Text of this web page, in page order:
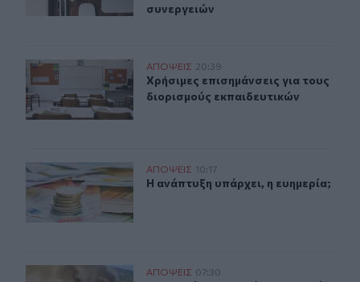
συνεργειών
Χρήσιμες επισημάνσεις για τους διορισμούς
ΑΠΟΨΕΙΣ 20:39
Χρήσιμες επισημάνσεις για τους
Χρήσιμες επισημάνσεις για τους
διορισμούς εκπαιδευτικών
Η ανάπτυξη υπάρχει, η ευημερία;
ΑΠΟΨΕΙΣ 10:17
Η ανάπτυξη υπάρχει, η ευημερία;
Η ανάπτυξη υπάρχει, η ευημερία;
Πυροσβέστες στα όρια: Νεκροί, τραυματίες,
ΑΠΟΨΕΙΣ 07:30